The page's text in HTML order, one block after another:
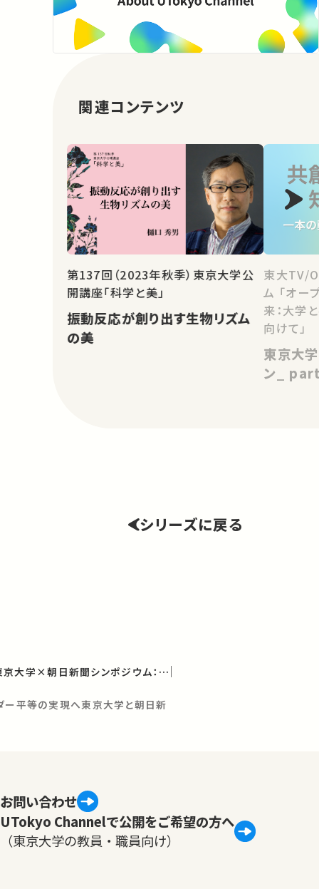
関連コンテンツ
第137回（2023年秋季）東京大学公
開講座「科学と美」
振動反応が創り出す生物リズム
の美
東大TV/
ム 「オー
来：大学
向けて」
東京大
ン_
シリーズに戻る
国際女性デー記念 東京大学×朝日新聞シンポジウム：インクルーシブな未来へ
平等の実現へ東京大学と朝日新
お問い合わせ
UTokyo Channelで公開をご希望の方へ
（東京大学の教員・職員向け）